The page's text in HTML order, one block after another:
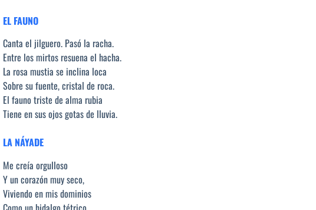
EL FAUNO
Canta el jilguero. Pasó la racha.
Entre los mirtos resuena el hacha.
La rosa mustia se inclina loca
Sobre su fuente, cristal de roca.
El fauno triste de alma rubia
Tiene en sus ojos gotas de lluvia.
LA NÁYADE
Me creía orgulloso
Y un corazón muy seco,
Viviendo en mis dominios